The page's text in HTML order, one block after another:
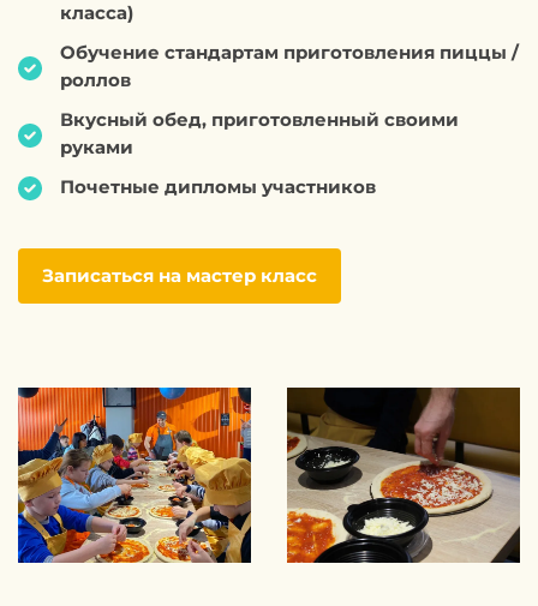
класса)
Обучение стандартам приготовления пиццы /
роллов
Вкусный обед, приготовленный своими
руками
Почетные дипломы участников
Записаться на мастер класс